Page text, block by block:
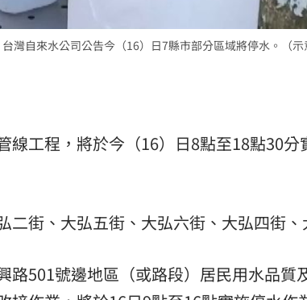
灣自來水公司公告今（16）日7縣市部分區域將停水。（示
工程，將於今（16）日8點至18點30分
二街、大弘五街、大弘六街、大弘四街、
501號邊地區（或路段）居民用水品質